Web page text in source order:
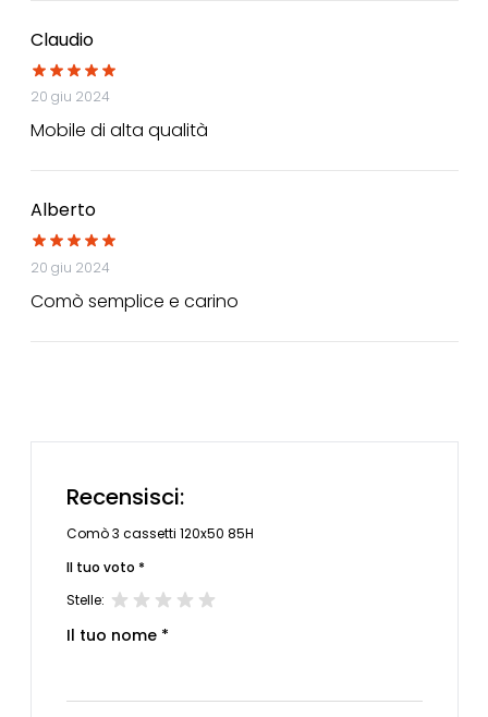
Claudio
20 giu 2024
Mobile di alta qualità
Alberto
20 giu 2024
Comò semplice e carino
Recensisci:
Comò 3 cassetti 120x50 85H
Il tuo voto *
Stelle:
Il tuo nome *